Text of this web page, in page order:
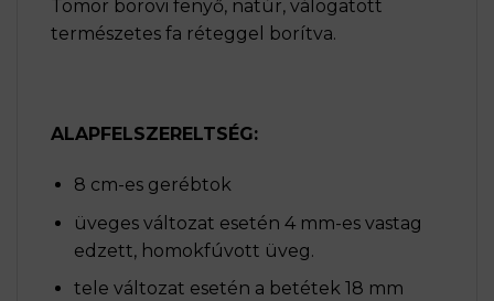
Tömör borovi fenyő, natúr, válogatott
természetes fa réteggel borítva.
ALAPFELSZERELTSÉG:
8 cm-es gerébtok
üveges változat esetén 4 mm-es vastag
edzett, homokfúvott üveg.
tele változat esetén a betétek 18 mm